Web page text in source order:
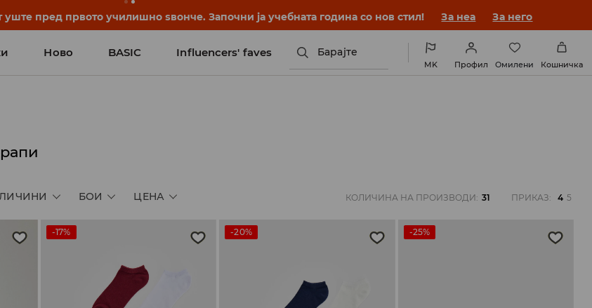
уште пред првото училишно ѕвонче. Започни ја учебната година со нов стил! За неа За него
Ново BASIC Influencers' faves Барајте
MK Профил Омилени Кошничка
БОИ ЦЕНА КОЛИЧИНА НА ПРОИЗВОДИ: 31 ПРИКАЗ: 4 5
-17% -20% -25%